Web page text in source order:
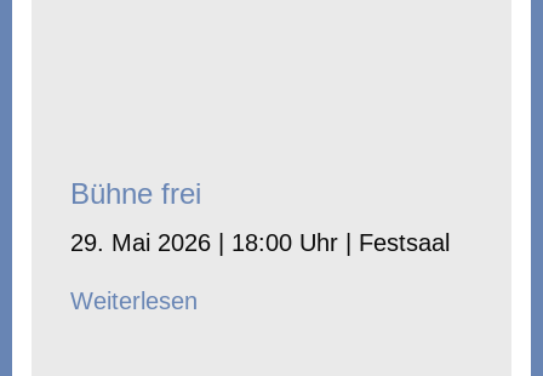
Bühne frei
29. Mai 2026 | 18:00 Uhr | Festsaal
Weiterlesen